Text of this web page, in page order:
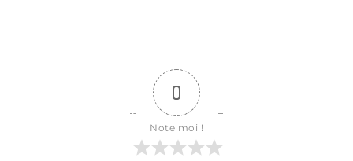
0
Note moi !